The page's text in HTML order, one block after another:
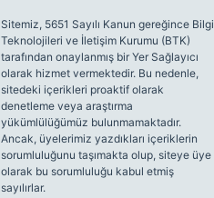
Sitemiz, 5651 Sayılı Kanun gereğince Bilgi
Teknolojileri ve İletişim Kurumu (BTK)
tarafından onaylanmış bir Yer Sağlayıcı
olarak hizmet vermektedir. Bu nedenle,
sitedeki içerikleri proaktif olarak
denetleme veya araştırma
yükümlülüğümüz bulunmamaktadır.
Ancak, üyelerimiz yazdıkları içeriklerin
sorumluluğunu taşımakta olup, siteye üye
olarak bu sorumluluğu kabul etmiş
sayılırlar.